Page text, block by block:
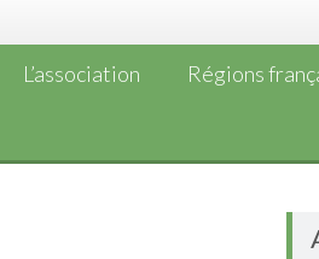
L’association Régions